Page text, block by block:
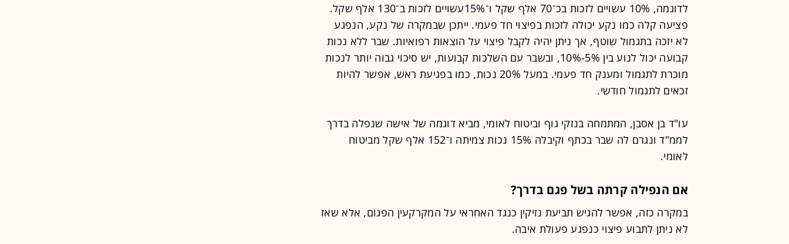
לדוגמה, 10% עשויים לזכות בכ־70 אלף שקל ו־15%עשויים לזכות ב־130 אלף שקל.
פציעה קלה כמו נקע יכולה לזכות בפיצוי חד פעמי. ייתכן שבמקרה של נקע, הנפגע
לא יזכה בתגמול שוטף, אך ניתן יהיה לקבל פיצוי על הוצאות רפואיות. שבר ללא נכות
קבועה יכול לנוע בין 5%-10%, ובשבר עם השלכות קבועות, יש סיכוי גבוה יותר לנכות
מוכרת לתגמול ומענק חד פעמי. במעל 20% נכות, כמו בפגיעת ראש, אפשר להיות
זכאים לתגמול חודשי.
עו"ד בן אסבן, המתמחה בנזקי גוף וביטוח לאומי, מביא דוגמה של אישה שנפלה בדרך
לממ"ד ונגרם לה שבר בכתף וקיבלה 15% נכות צמיתה ו־152 אלף שקל מביטוח
לאומי.
אם הנפילה קרתה בשל פגם בדרך?
במקרה כזה, אפשר להגיש תביעת נזיקין כנגד האחראי על המקרקעין הפגום, אלא שאז
לא ניתן לתבוע פיצוי כנפגע פעולת איבה.